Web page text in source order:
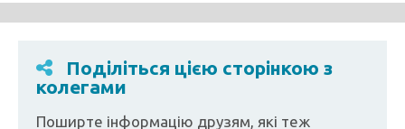
Поділіться цією сторінкою з
колегами
Поширте інформацію друзям, які теж